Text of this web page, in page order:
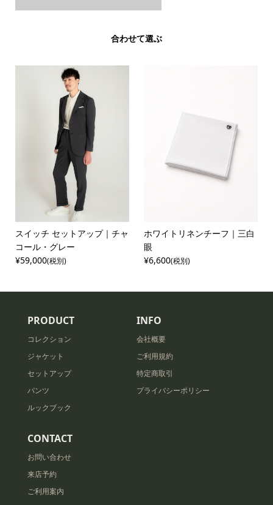
合わせて選ぶ
スイッチ セットアップ｜チャ
コール・グレー
¥59,000(税別)
ホワイトリネンチーフ｜三白
眼
¥6,600(税別)
PRODUCT
コレクション
ジャケット
セットアップ
パンツ
ルックブック
INFO
会社概要
ご利用規約
特定商取引
プライバシーポリシー
CONTACT
お問い合わせ
来店予約
ご利用案内